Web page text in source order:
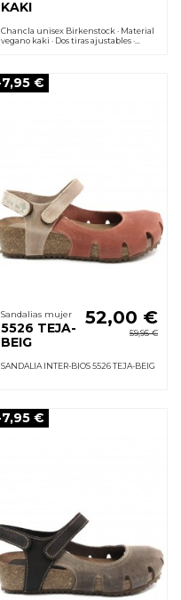
KAKI
Chancla unisex Birkenstock · Material
vegano kaki · Dos tiras ajustables ·
€
Sandalias mujer
5526 TEJA-
BEIG
52,00 €
59,95 €
SANDALIA INTER-BIOS 5526 TEJA-BEIG
€